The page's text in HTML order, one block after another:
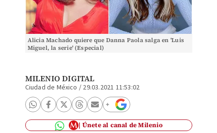
Alicia Machado quiere que Danna Paola salga en 'Luis
Miguel, la serie' (Especial)
MILENIO DIGITAL
Ciudad de México / 29.03.2021 11:53:02
Únete al canal de Milenio